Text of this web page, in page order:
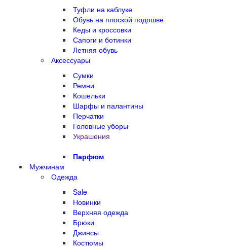
Туфли на каблуке
Обувь на плоской подошве
Кеды и кроссовки
Сапоги и ботинки
Летняя обувь
Аксессуары
Сумки
Ремни
Кошельки
Шарфы и палантины
Перчатки
Головные уборы
Украшения
Парфюм
Мужчинам
Одежда
Sale
Новинки
Верхняя одежда
Брюки
Джинсы
Костюмы